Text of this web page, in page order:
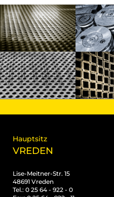
Hauptsitz
VREDEN
Lise-Meitner-Str. 15
48691 Vreden
Tel.: 0 25 64 - 922 - 0